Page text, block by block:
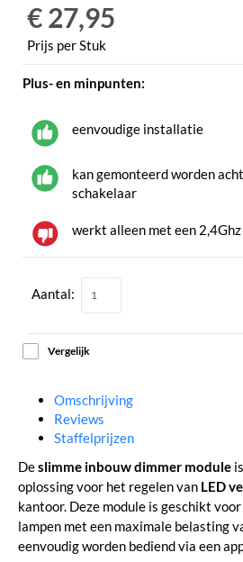
€ 27,95
Prijs per Stuk
Plus- en minpunten:
eenvoudige installatie
kan gemonteerd worden
schakelaar
werkt alleen met een
Aantal:
Vergelijk
Omschrijving
Reviews
Staffelprijzen
Deslimme inbouw dimmer module
oplossing voor het regelen van LED
kantoor. Deze module is geschikt
lampen met een maximale belasting
eenvoudig worden bediend via een